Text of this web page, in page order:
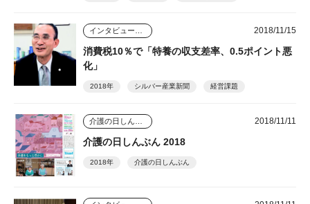
2018/11/15
消費税10％で「特養の収支差率、0.5ポイント悪
化」
2018年 シルバー産業新聞 経営課題
2018/11/11
介護の日しんぶん 2018
2018年 介護の日しんぶん